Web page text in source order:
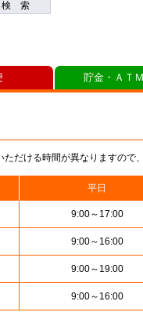
検 索
だける時間が異なりますので
平日
9:00～17:00
9:00～16:00
9:00～19:00
9:00～16:00
貯金・ＡＴ